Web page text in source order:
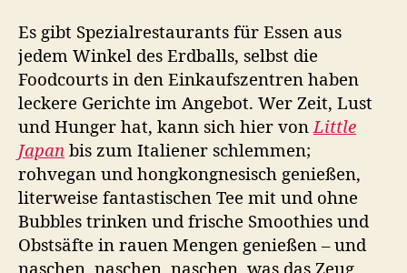
Es gibt Spezialrestaurants für Essen aus
jedem Winkel des Erdballs, selbst die
Foodcourts in den Einkaufszentren haben
leckere Gerichte im Angebot. Wer Zeit, Lust
und Hunger hat, kann sich hier vonLittle
Japan bis zum Italiener schlemmen;
rohvegan und hongkongnesisch genießen,
literweise fantastischen Tee mit und ohne
Bubbles trinken und frische Smoothies und
Obstsäfte in rauen Mengen genießen – und
naschen, naschen, naschen, was das Zeug